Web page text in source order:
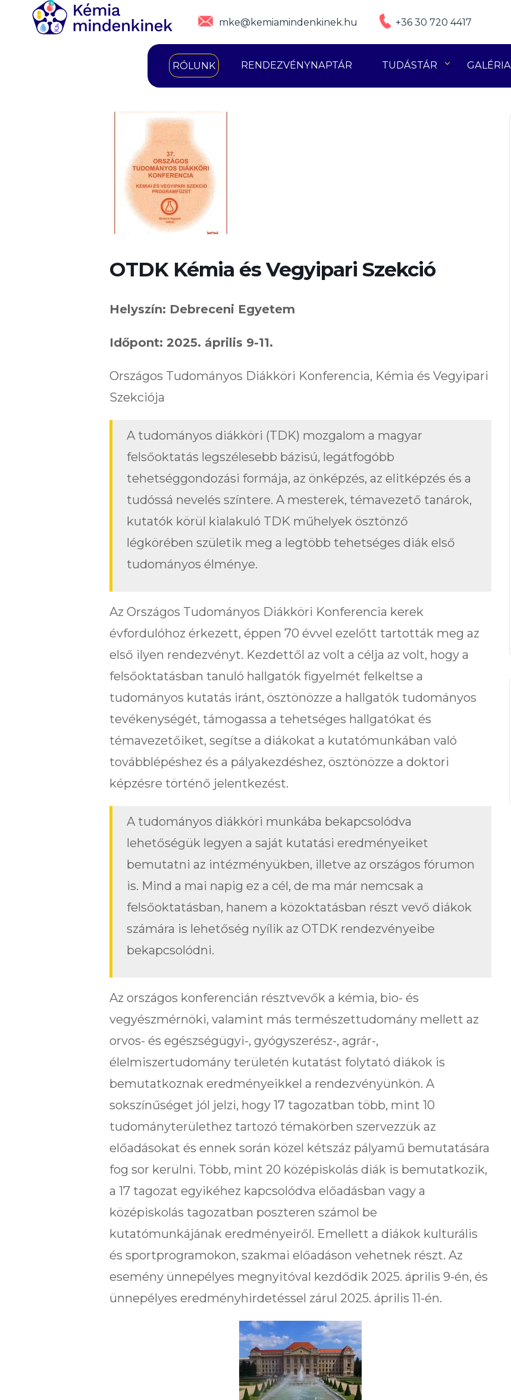
mke@kemiamindenkinek.hu +36 30 720 4417
RÓLUNK RENDEZVÉNYNAPTÁR TUDÁSTÁR GALÉRIA
OTDK Kémia és Vegyipari Szekció
Helyszín: Debreceni Egyetem
Időpont: 2025. április 9-11.
Országos Tudományos Diákköri Konferencia, Kémia és Vegyipari
Szekciója
A tudományos diákköri (TDK) mozgalom a magyar
felsőoktatás legszélesebb bázisú, legátfogóbb
tehetséggondozási formája, az önképzés, az elitképzés és a
tudóssá nevelés színtere. A mesterek, témavezető tanárok,
kutatók körül kialakuló TDK műhelyek ösztönző
légkörében születik meg a legtöbb tehetséges diák első
tudományos élménye.
Az Országos Tudományos Diákköri Konferencia kerek
évfordulóhoz érkezett, éppen 70 évvel ezelőtt tartották meg az
első ilyen rendezvényt. Kezdettől az volt a célja az volt, hogy a
felsőoktatásban tanuló hallgatók figyelmét felkeltse a
tudományos kutatás iránt, ösztönözze a hallgatók tudományos
tevékenységét, támogassa a tehetséges hallgatókat és
témavezetőiket, segítse a diákokat a kutatómunkában való
továbblépéshez és a pályakezdéshez, ösztönözze a doktori
képzésre történő jelentkezést.
A tudományos diákköri munkába bekapcsolódva
lehetőségük legyen a saját kutatási eredményeiket
bemutatni az intézményükben, illetve az országos fórumon
is. Mind a mai napig ez a cél, de ma már nemcsak a
felsőoktatásban, hanem a közoktatásban részt vevő diákok
számára is lehetőség nyílik az OTDK rendezvényeibe
bekapcsolódni.
Az országos konferencián résztvevők a kémia, bio- és
vegyészmérnöki, valamint más természettudomány mellett az
orvos- és egészségügyi-, gyógyszerész-, agrár-,
élelmiszertudomány területén kutatást folytató diákok is
bemutatkoznak eredményeikkel a rendezvényünkön. A
sokszínűséget jól jelzi, hogy 17 tagozatban több, mint 10
tudományterülethez tartozó témakörben szervezzük az
előadásokat és ennek során közel kétszáz pályamű bemutatására
fog sor kerülni. Több, mint 20 középiskolás diák is bemutatkozik,
a 17 tagozat egyikéhez kapcsolódva előadásban vagy a
középiskolás tagozatban poszteren számol be
kutatómunkájának eredményeiről. Emellett a diákok kulturális
és sportprogramokon, szakmai előadáson vehetnek részt. Az
esemény ünnepélyes megnyitóval kezdődik 2025. április 9-én, és
ünnepélyes eredményhirdetéssel zárul 2025. április 11-én.